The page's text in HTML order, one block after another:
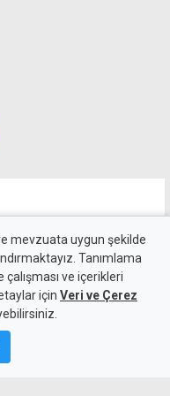
mevzuata uygun şekilde
Tanımlama
ve içerikleri
için Veri ve Çerez